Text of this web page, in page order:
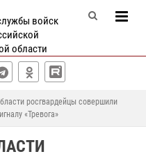
войск
области
росгвардейцы совершили
«Тревога»